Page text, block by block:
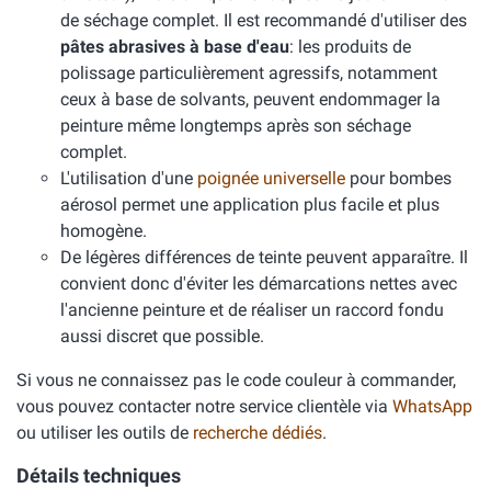
de séchage complet. Il est recommandé d'utiliser des
pâtes abrasives à base d'eau: les produits de
polissage particulièrement agressifs, notamment
ceux à base de solvants, peuvent endommager la
peinture même longtemps après son séchage
complet.
L'utilisation d'une poignée universelle pour bombes
aérosol permet une application plus facile et plus
homogène.
De légères différences de teinte peuvent apparaître. Il
convient donc d'éviter les démarcations nettes avec
l'ancienne peinture et de réaliser un raccord fondu
aussi discret que possible.
Si vous ne connaissez pas le code couleur à commander,
vous pouvez contacter notre service clientèle via WhatsApp
ou utiliser les outils de recherche dédiés.
Détails techniques